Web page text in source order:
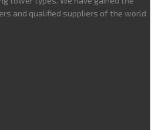
and qualified suppliers of the world